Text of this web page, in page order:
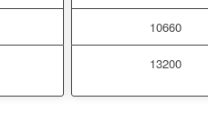
10660
13200